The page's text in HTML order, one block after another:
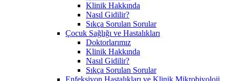
Klinik Hakkında
Nasıl Gidilir?
Sıkça Sorulan Sorular
Çocuk Sağlığı ve Hastalıkları
Doktorlarımız
Klinik Hakkında
Nasıl Gidilir?
Sıkça Sorulan Sorular
Enfeksiyon Hastalıkları ve Klinik Mikrobiyoloji